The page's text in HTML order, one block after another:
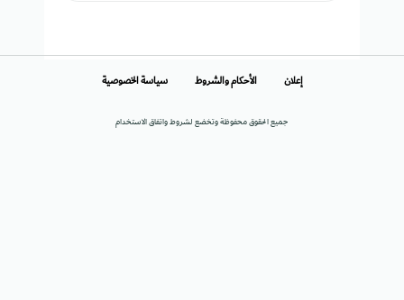
جميع الحقوق محفوظة وتخضع لشروط واتفاق الاستخدام
إعلان الأحكام والشروط سياسة الخصوصية